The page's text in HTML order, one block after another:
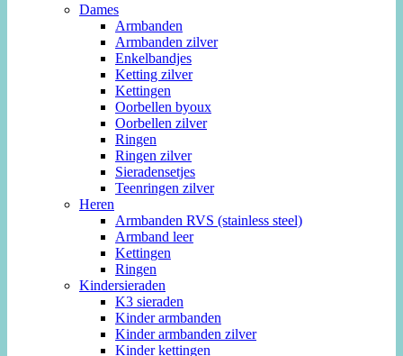
Dames
Armbanden
Armbanden zilver
Enkelbandjes
Ketting zilver
Kettingen
Oorbellen byoux
Oorbellen zilver
Ringen
Ringen zilver
Sieradensetjes
Teenringen zilver
Heren
Armbanden RVS (stainless steel)
Armband leer
Kettingen
Ringen
Kindersieraden
K3 sieraden
Kinder armbanden
Kinder armbanden zilver
Kinder kettingen